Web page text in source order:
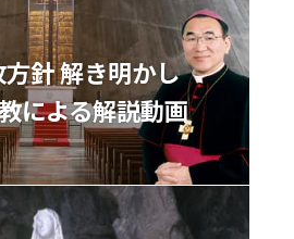
針 解き明かし
による解説動画